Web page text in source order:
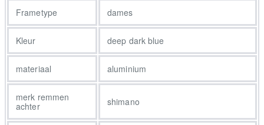
vindt connectiviteit belangrijk en je vindt het ook prettig dat het
eenvoud en bent heel blij met het lowstep-frame waarmee je
aluminium frame met een geïntegreerde accu en een geveerde
met Enviolo Trekking Automatic versnellingsnaaf die automatisch
schakelt en het Bosch Performance Line Cruise smart systeem
Frametype dames
Kleur deep dark blue
materiaal aluminium
merk remmen
achter
shimano